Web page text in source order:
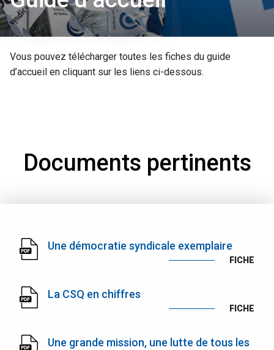
Vous pouvez télécharger toutes les fiches du guide
d’accueil en cliquant sur les liens ci-dessous.
Documents pertinents
Une démocratie syndicale exemplaire
FICHE
La CSQ en chiffres
FICHE
Une grande mission, une lutte de tous les